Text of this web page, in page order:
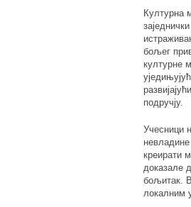
Културна
бољег
културне
подручју.
Учесници
невладине
креирати
доказале
бољитак.
локалним